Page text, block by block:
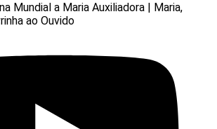
Mundial a Maria Auxiliadora | Maria,
ao Ouvido